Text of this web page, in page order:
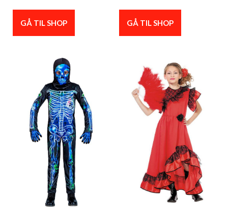
GÅ TIL SHOP GÅ TIL SHOP